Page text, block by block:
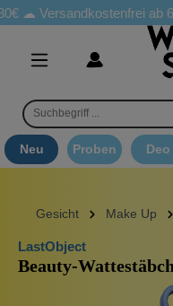
ab 65€☁
Neu Proben Deo
Gesicht Make Up
LastObject
Beauty-